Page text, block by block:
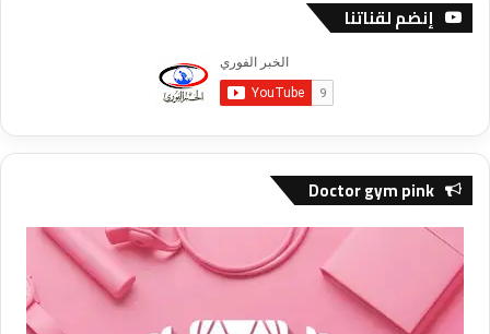
إنضم لقناتنا
Doctor gym pink